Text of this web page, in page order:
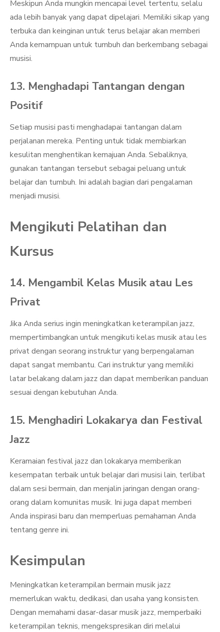
Meskipun Anda mungkin mencapai level tertentu, selalu
ada lebih banyak yang dapat dipelajari. Memiliki sikap yang
terbuka dan keinginan untuk terus belajar akan memberi
Anda kemampuan untuk tumbuh dan berkembang sebagai
musisi.
13. Menghadapi Tantangan dengan
Positif
Setiap musisi pasti menghadapai tantangan dalam
perjalanan mereka. Penting untuk tidak membiarkan
kesulitan menghentikan kemajuan Anda. Sebaliknya,
gunakan tantangan tersebut sebagai peluang untuk
belajar dan tumbuh. Ini adalah bagian dari pengalaman
menjadi musisi.
Mengikuti Pelatihan dan
Kursus
14. Mengambil Kelas Musik atau Les
Privat
Jika Anda serius ingin meningkatkan keterampilan jazz,
mempertimbangkan untuk mengikuti kelas musik atau les
privat dengan seorang instruktur yang berpengalaman
dapat sangat membantu. Cari instruktur yang memiliki
latar belakang dalam jazz dan dapat memberikan panduan
sesuai dengan kebutuhan Anda.
15. Menghadiri Lokakarya dan Festival
Jazz
Keramaian festival jazz dan lokakarya memberikan
kesempatan terbaik untuk belajar dari musisi lain, terlibat
dalam sesi bermain, dan menjalin jaringan dengan orang-
orang dalam komunitas musik. Ini juga dapat memberi
Anda inspirasi baru dan memperluas pemahaman Anda
tentang genre ini.
Kesimpulan
Meningkatkan keterampilan bermain musik jazz
memerlukan waktu, dedikasi, dan usaha yang konsisten.
Dengan memahami dasar-dasar musik jazz, memperbaiki
keterampilan teknis, mengekspresikan diri melalui